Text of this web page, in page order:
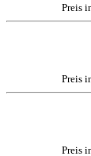
Preis
Preis
Preis